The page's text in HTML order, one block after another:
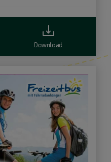
Download